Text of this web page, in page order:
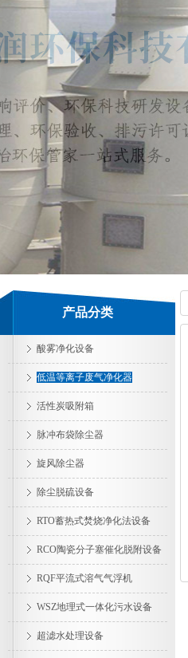
产品分类
酸雾净化设备
低温等离子废气净化器
活性炭吸附箱
脉冲布袋除尘器
旋风除尘器
除尘脱硫设备
RTO蓄热式焚烧净化法设备
RCO陶瓷分子塞催化脱附设备
RQF平流式溶气气浮机
WSZ地理式一体化污水设备
超滤水处理设备